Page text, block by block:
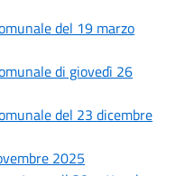
del 19 marzo
di giovedì 26
del 23 dicembre
2025